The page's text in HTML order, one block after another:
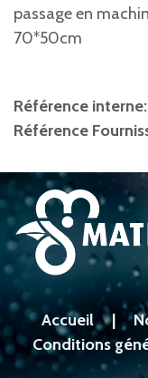
passage en
70*50cm
Référence interne:
Référence
Accueil|
Conditions